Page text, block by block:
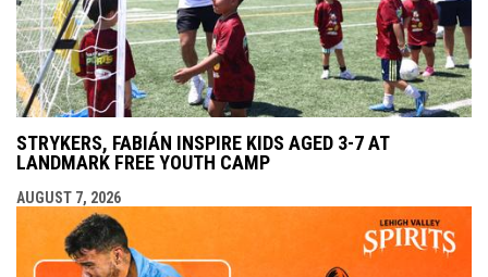
STRYKERS, FABIÁN INSPIRE KIDS AGED 3-7 AT
LANDMARK FREE YOUTH CAMP
AUGUST 7, 2026